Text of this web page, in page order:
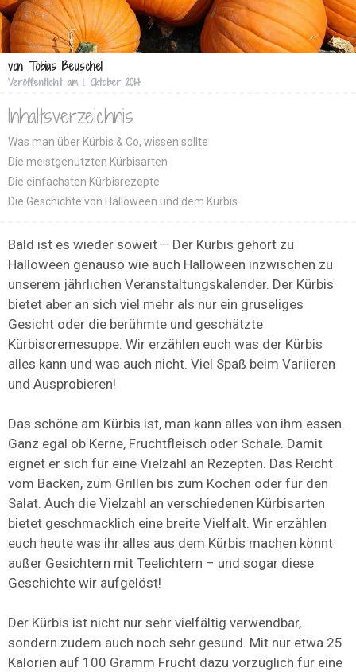
von Tobias Beuschel
Veröffentlicht am 1. Oktober 2014
Inhaltsverzeichnis
Was man über Kürbis & Co, wissen sollte
Die meistgenutzten Kürbisarten
Die einfachsten Kürbisrezepte
Die Geschichte von Halloween und dem Kürbis
Bald ist es wieder soweit – Der Kürbis gehört zu
Halloween genauso wie auch Halloween inzwischen zu
unserem jährlichen Veranstaltungskalender. Der Kürbis
bietet aber an sich viel mehr als nur ein gruseliges
Gesicht oder die berühmte und geschätzte
Kürbiscremesuppe. Wir erzählen euch was der Kürbis
alles kann und was auch nicht. Viel Spaß beim Variieren
und Ausprobieren!
Das schöne am Kürbis ist, man kann alles von ihm essen.
Ganz egal ob Kerne, Fruchtfleisch oder Schale. Damit
eignet er sich für eine Vielzahl an Rezepten. Das Reicht
vom Backen, zum Grillen bis zum Kochen oder für den
Salat. Auch die Vielzahl an verschiedenen Kürbisarten
bietet geschmacklich eine breite Vielfalt. Wir erzählen
euch heute was ihr alles aus dem Kürbis machen könnt
außer Gesichtern mit Teelichtern – und sogar diese
Geschichte wir aufgelöst!
Der Kürbis ist nicht nur sehr vielfältig verwendbar,
sondern zudem auch noch sehr gesund. Mit nur etwa 25
Kalorien auf 100 Gramm Frucht dazu vorzüglich für eine